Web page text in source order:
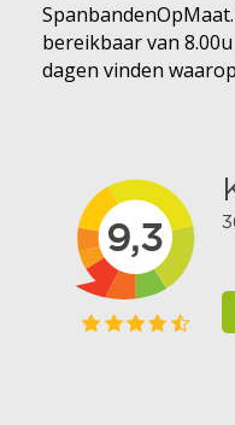
bereikbaar van 8.00u
dagen vinden